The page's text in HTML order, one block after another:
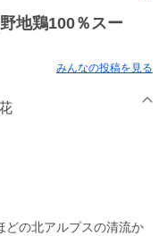
地鶏100％スー
みんなの投稿を見る
どの北アルプスの清流か